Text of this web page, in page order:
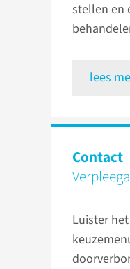
stellen en
lees
Contact
Luister